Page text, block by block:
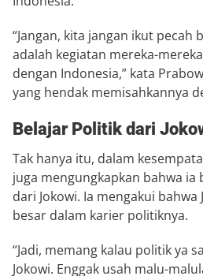
“Jangan, kita jangan ikut pecah
adalah kegiatan mereka-
dengan Indonesia,” kata
yang hendak memisahkannya
Belajar Politik dari
Tak hanya itu, dalam
juga mengungkapkan bahwa
dari Jokowi. Ia mengakui
besar dalam karier politiknya.
“Jadi, memang kalau politik ya
Jokowi. Enggak usah malu-